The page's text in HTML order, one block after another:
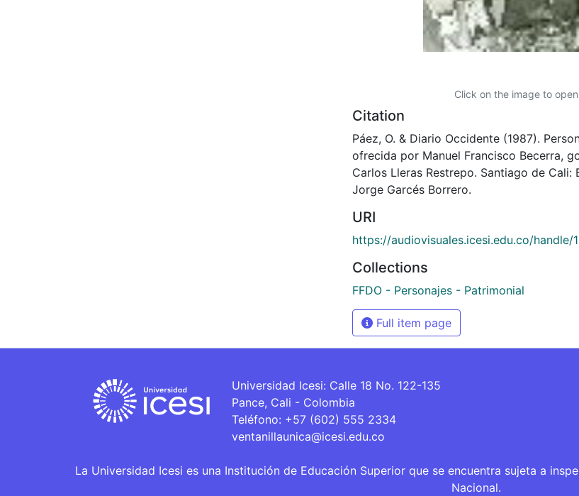
Click on the image to
Citation
Páez, O. & Diario Occidente (1987).
ofrecida por Manuel Francisco Becerra,
Carlos Lleras Restrepo. Santiago de
Jorge Garcés Borrero.
URI
https://audiovisuales.icesi.edu.co/
Collections
FFDO - Personajes - Patrimonial
Full item page
Universidad Icesi: Calle 18 No. 122-135
Pance, Cali - Colombia
Teléfono: +57 (602) 555 2334
ventanillaunica@icesi.edu.co
La Universidad Icesi es una Institución de Educación Superior que se encuentra sujeta a
Nacional.